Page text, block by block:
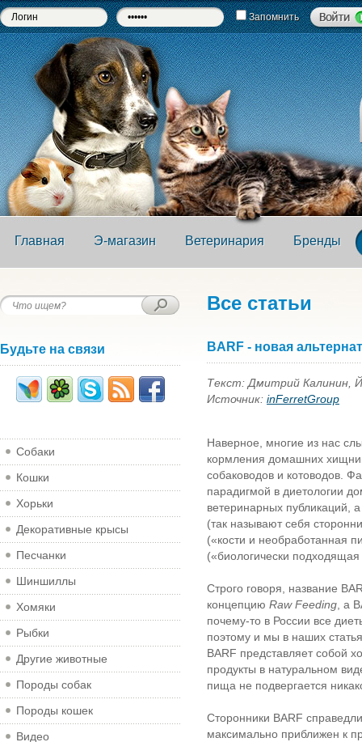
Запомнить
Главная Э-магазин Ветеринария Бренды
Будьте на связи
Собаки
Кошки
Хорьки
Декоративные крысы
Песчанки
Шиншиллы
Хомяки
Рыбки
Другие животные
Породы собак
Породы кошек
Видео
Все статьи
BARF - новая
Текст: Дмитрий Калинин,
Источник: inFerretGroup
Наверное, многие из нас
кормления домашних
собаководов и котоводов.
парадигмой в диетологии
ветеринарных публикаций,
(так называют себя
(«кости и необработанная
(«биологически
Строго говоря, название
концепцию Raw Feeding , а
почему-то в России все
поэтому и мы в наших
BARF представляет собой
продукты в натуральном
пища не подвергается
Сторонники BARF
максимально приближен к